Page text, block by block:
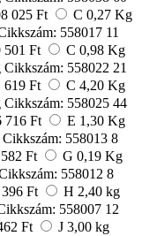
025 Ft
C 0,27 Kg
558017 11
501 Ft
C 0,98 Kg
Cikkszám: 558022 21
619 Ft
C 4,20 Kg
Cikkszám: 558025 44
716 Ft
E 1,30 Kg
Cikkszám: 558013 8
Ft
G 0,19 Kg
558012 8
Ft
H 2,40 kg
558007 12
Ft
J 3,00 kg